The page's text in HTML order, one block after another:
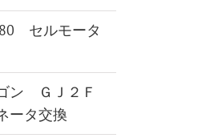
セルモータ
ン ＧＪ２Ｆ
ータ交換